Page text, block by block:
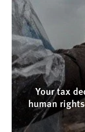
Your tax
human